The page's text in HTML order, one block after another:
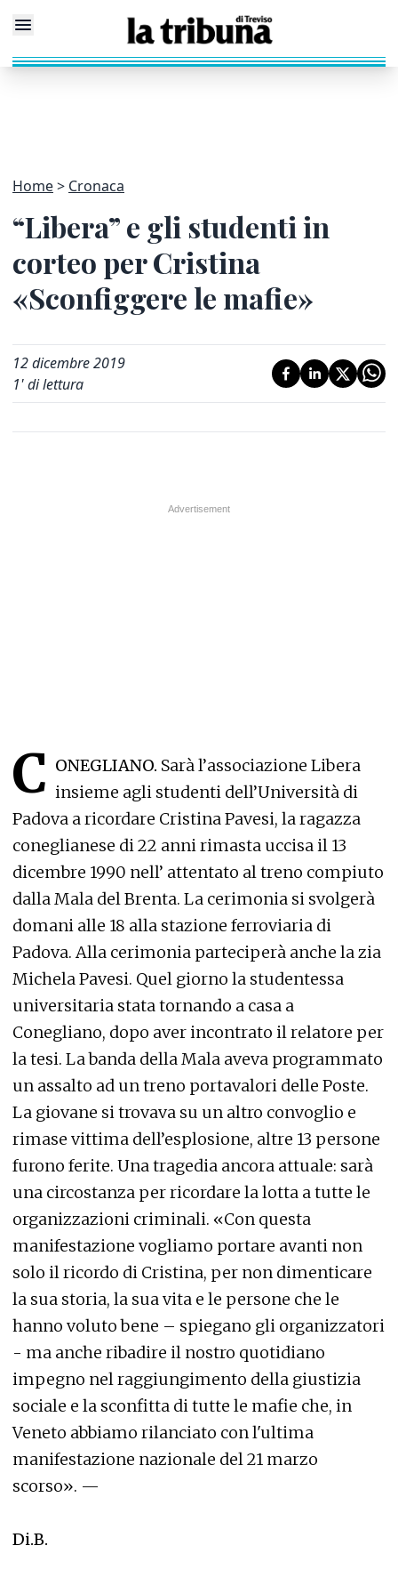
Home Cronaca
“Libera” e gli studenti in
corteo per Cristina
«Sconfiggere le mafie»
12 dicembre 2019
1' di lettura
C ONEGLIANO. Sarà l’associazione Libera
insieme agli studenti dell’Università di
Padova a ricordare Cristina Pavesi, la ragazza
coneglianese di 22 anni rimasta uccisa il 13
dicembre 1990 nell’ attentato al treno compiuto
dalla Mala del Brenta. La cerimonia si svolgerà
domani alle 18 alla stazione ferroviaria di
Padova. Alla cerimonia parteciperà anche la zia
Michela Pavesi. Quel giorno la studentessa
universitaria stata tornando a casa a
Conegliano, dopo aver incontrato il relatore per
la tesi. La banda della Mala aveva programmato
un assalto ad un treno portavalori delle Poste.
La giovane si trovava su un altro convoglio e
rimase vittima dell’esplosione, altre 13 persone
furono ferite. Una tragedia ancora attuale: sarà
una circostanza per ricordare la lotta a tutte le
organizzazioni criminali. «Con questa
manifestazione vogliamo portare avanti non
solo il ricordo di Cristina, per non dimenticare
la sua storia, la sua vita e le persone che le
hanno voluto bene – spiegano gli organizzatori
- ma anche ribadire il nostro quotidiano
impegno nel raggiungimento della giustizia
sociale e la sconfitta di tutte le mafie che, in
Veneto abbiamo rilanciato con l'ultima
manifestazione nazionale del 21 marzo
scorso». —
Di.B.